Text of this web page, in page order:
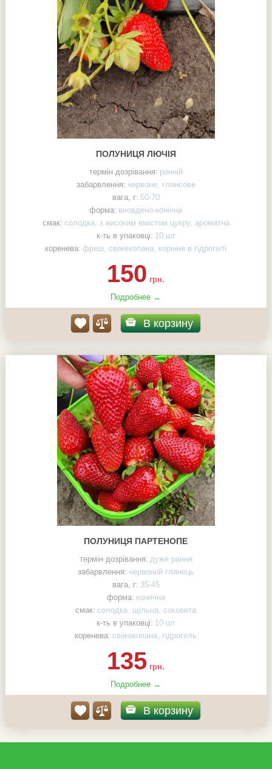
ПОЛУНИЦЯ ЛЮЧІЯ
термін дозрівання: ранній
забарвлення: червоне, глянсове
вага, г: 50-70
форма: виовдено-конічна
смак: солодка, з високим вмістом цукру, ароматна
к-ть в упаковці: 10 шт
коренева: фреш, свіжекопана, коріння в гідрогелі
150 грн.
Подробнее →
В корзину
ПОЛУНИЦЯ ПАРТЕНОПЕ
термін дозрівання: дуже рання
забарвлення: червоний глянець
вага, г: 35-45
форма: конична
смак: солодка, щільна, соковита
к-ть в упаковці: 10 шт
коренева: свіжекопана, гідрогель
135 грн.
Подробнее →
В корзину